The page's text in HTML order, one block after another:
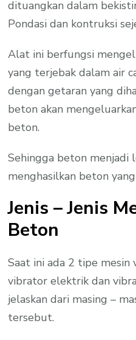
dituangkan dalam
Pondasi dan kontruksi
Alat ini berfungsi
yang terjebak dalam air
dengan getaran yang
beton akan
beton.
Sehingga beton menjadi
menghasilkan beton
Jenis – Jenis
Beton
Saat ini ada 2 tipe
vibrator elektrik dan
jelaskan dari masing –
tersebut.